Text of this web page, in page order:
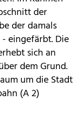
der
der damals
eingefärbt. Die
sich an
dem Grund.
um die Stadt
(A 2)